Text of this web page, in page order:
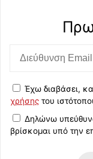
Έχω διαβάσει,
χρήσης του
Δηλώνω
βρίσκομαι υπό την